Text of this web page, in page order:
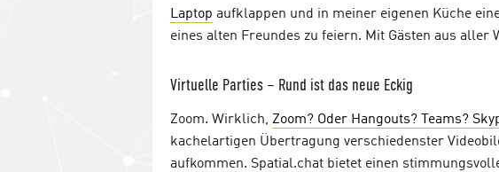
Laptop aufklappen und in meiner eigenen Küche
eines alten Freundes zu feiern. Mit Gästen aus aller
Virtuelle Parties – Rund ist das neue Eckig
Zoom. Wirklich, Zoom? Oder Hangouts? Teams?
kachelartigen Übertragung verschiedenster
aufkommen. Spatial.chat bietet einen